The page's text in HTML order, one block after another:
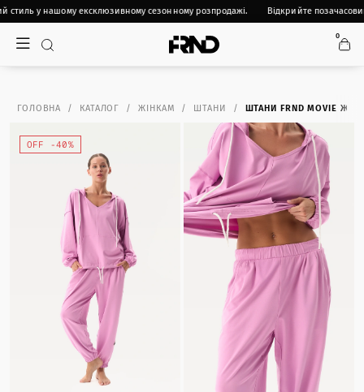
стиль у нашому ексклюзивному сезонному розпродажі. Відкрийте
0
ГОЛОВНА КАТАЛОГ ЖІНКАМ ШТАНИ ШТАНИ FRND MOVIE
OFF -40%